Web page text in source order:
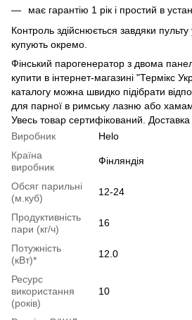
має гарантію 1 рік і простий в
Контроль здійснюється завдяки
купують окремо.
Фінський парогенератор з двома
купити в інтернет-магазині "Термікс
каталогу можна швидко підібрати
для парної в римську лазню або хамам.
Увесь товар сертифікований. Доставка
Виробник
Helo
Країна
виробник
Фінляндія
Обсяг парильні
(м.куб)
12-24
Продуктивність
пари (кг/ч)
16
Потужність
(кВт)*
12.0
Ресурс
використання
(років)
10